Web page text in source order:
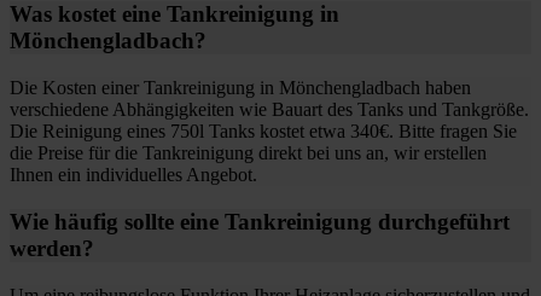
Was kostet eine Tankreinigung in
Mönchengladbach?
Die Kosten einer Tankreinigung in Mönchengladbach haben
verschiedene Abhängigkeiten wie Bauart des Tanks und Tankgröße.
Die Reinigung eines 750l Tanks kostet etwa 340€. Bitte fragen Sie
die Preise für die Tankreinigung direkt bei uns an, wir erstellen
Ihnen ein individuelles Angebot.
Wie häufig sollte eine Tankreinigung durchgeführt
werden?